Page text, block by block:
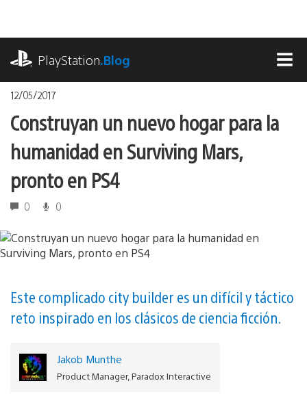
contenido
PlayStation.Blog
12/05/2017
Construyan un nuevo hogar para la
humanidad en Surviving Mars,
pronto en PS4
0 0
Este complicado city builder es un difícil y táctico
reto inspirado en los clásicos de ciencia ficción.
Jakob Munthe
Product Manager, Paradox Interactive